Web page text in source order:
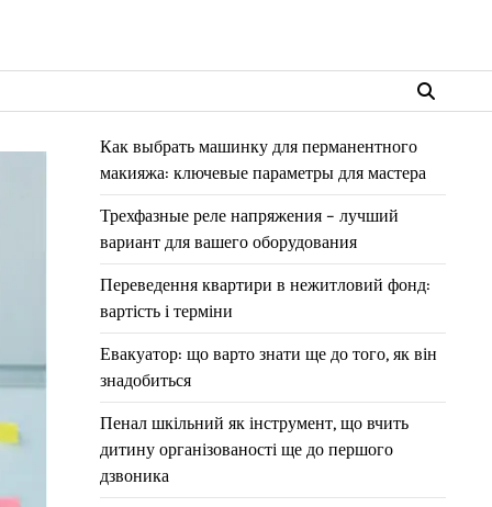
Как выбрать машинку для перманентного
макияжа: ключевые параметры для мастера
Трехфазные реле напряжения – лучший
вариант для вашего оборудования
Переведення квартири в нежитловий фонд:
вартість і терміни
Евакуатор: що варто знати ще до того, як він
знадобиться
Пенал шкільний як інструмент, що вчить
дитину організованості ще до першого
дзвоника